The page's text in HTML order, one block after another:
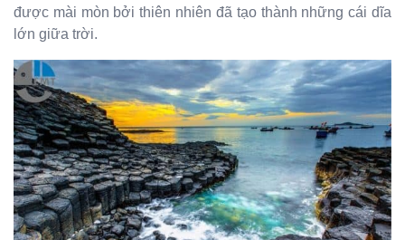
được mài mòn bởi thiên nhiên đã tạo thành những cái dĩa
lớn giữa trời.